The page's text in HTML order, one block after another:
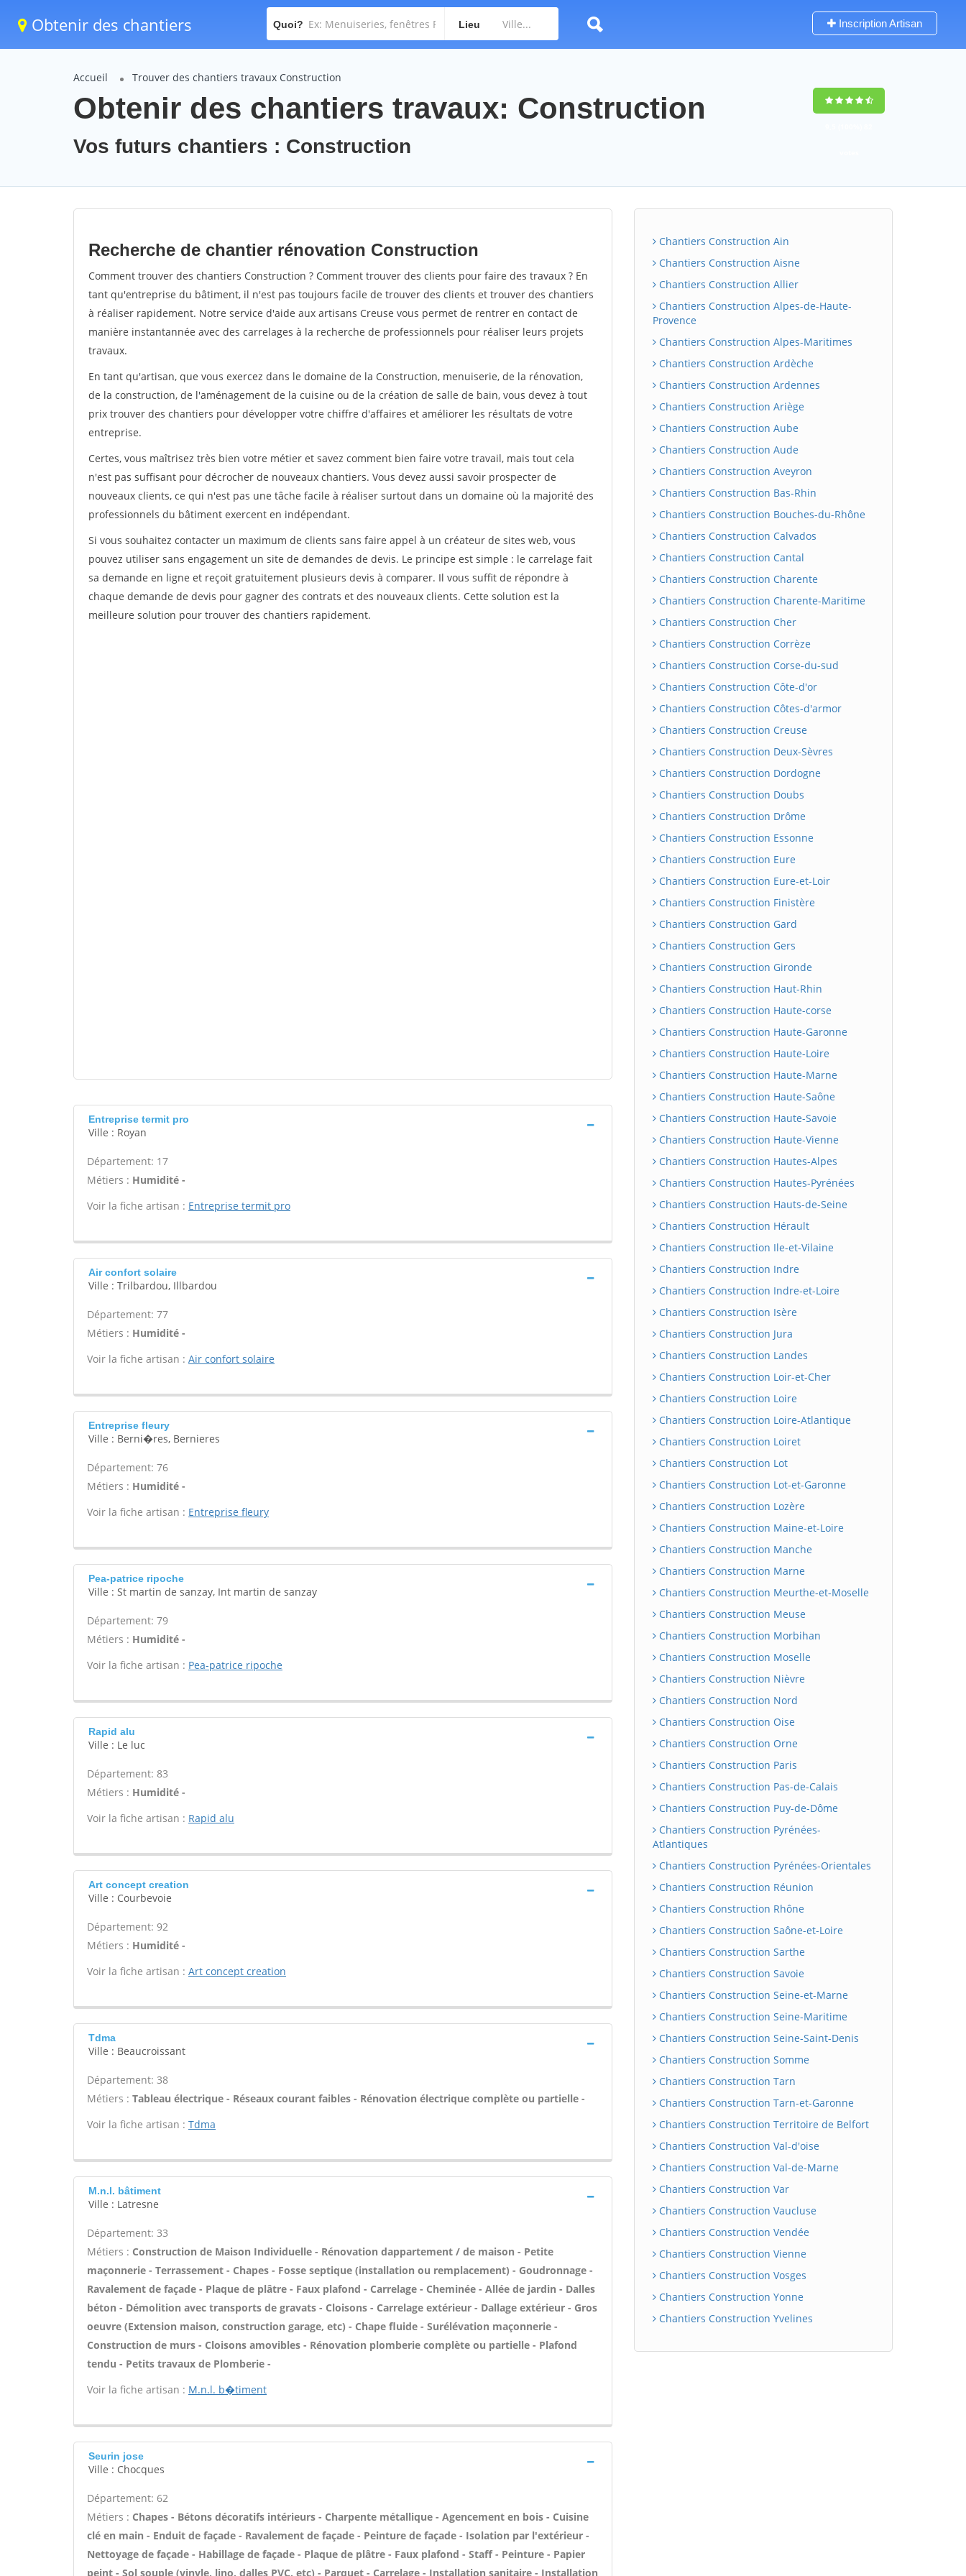
Obtenir des chantiers Quoi? Lieu Inscription Artisan
Accueil Trouver des chantiers travaux Construction
Obtenir des chantiers travaux: Construction
Vos futurs chantiers : Construction
Recherche de chantier rénovation Construction
Comment trouver des chantiers Construction ? Comment trouver des clients pour faire des travaux ? En
tant qu'entreprise du bâtiment, il n'est pas toujours facile de trouver des clients et trouver des chantiers
à réaliser rapidement. Notre service d'aide aux artisans Creuse vous permet de rentrer en contact de
manière instantannée avec des carrelages à la recherche de professionnels pour réaliser leurs projets
travaux.
En tant qu'artisan, que vous exercez dans le domaine de la Construction, menuiserie, de la rénovation,
de la construction, de l'aménagement de la cuisine ou de la création de salle de bain, vous devez à tout
prix trouver des chantiers pour développer votre chiffre d'affaires et améliorer les résultats de votre
entreprise.
Certes, vous maîtrisez très bien votre métier et savez comment bien faire votre travail, mais tout cela
n'est pas suffisant pour décrocher de nouveaux chantiers. Vous devez aussi savoir prospecter de
nouveaux clients, ce qui n'est pas une tâche facile à réaliser surtout dans un domaine où la majorité des
professionnels du bâtiment exercent en indépendant.
Si vous souhaitez contacter un maximum de clients sans faire appel à un créateur de sites web, vous
pouvez utiliser sans engagement un site de demandes de devis. Le principe est simple : le carrelage fait
sa demande en ligne et reçoit gratuitement plusieurs devis à comparer. Il vous suffit de répondre à
chaque demande de devis pour gagner des contrats et des nouveaux clients. Cette solution est la
meilleure solution pour trouver des chantiers rapidement.
Entreprise termit pro
Ville : Royan
Département: 17
Métiers : Humidité -
Voir la fiche artisan : Entreprise termit pro
Air confort solaire
Ville : Trilbardou, Illbardou
Département: 77
Métiers : Humidité -
Voir la fiche artisan : Air confort solaire
Entreprise fleury
Ville : Berni�res, Bernieres
Département: 76
Métiers : Humidité -
Voir la fiche artisan : Entreprise fleury
Pea-patrice ripoche
Ville : St martin de sanzay, Int martin de sanzay
Département: 79
Métiers : Humidité -
Voir la fiche artisan : Pea-patrice ripoche
Rapid alu
Ville : Le luc
Département: 83
Métiers : Humidité -
Voir la fiche artisan : Rapid alu
Art concept creation
Ville : Courbevoie
Département: 92
Métiers : Humidité -
Voir la fiche artisan : Art concept creation
Tdma
Ville : Beaucroissant
Département: 38
Métiers : Tableau électrique - Réseaux courant faibles - Rénovation électrique complète ou partielle -
Voir la fiche artisan : Tdma
M.n.l. bâtiment
Ville : Latresne
Département: 33
Métiers : Construction de Maison Individuelle - Rénovation dappartement / de maison - Petite
maçonnerie - Terrassement - Chapes - Fosse septique (installation ou remplacement) - Goudronnage -
Ravalement de façade - Plaque de plâtre - Faux plafond - Carrelage - Cheminée - Allée de jardin - Dalles
béton - Démolition avec transports de gravats - Cloisons - Carrelage extérieur - Dallage extérieur - Gros
oeuvre (Extension maison, construction garage, etc) - Chape fluide - Surélévation maçonnerie -
Construction de murs - Cloisons amovibles - Rénovation plomberie complète ou partielle - Plafond
tendu - Petits travaux de Plomberie -
Voir la fiche artisan : M.n.l. b�timent
Seurin jose
Ville : Chocques
Département: 62
Métiers : Chapes - Bétons décoratifs intérieurs - Charpente métallique - Agencement en bois - Cuisine
clé en main - Enduit de façade - Ravalement de façade - Peinture de façade - Isolation par l'extérieur -
Nettoyage de façade - Habillage de façade - Plaque de plâtre - Faux plafond - Staff - Peinture - Papier
peint - Sol souple (vinyle, lino, dalles PVC, etc) - Parquet - Carrelage - Installation sanitaire - Installation
Chantiers Construction Ain
Chantiers Construction Aisne
Chantiers Construction Allier
Chantiers Construction Alpes-de-Haute-
Provence
Chantiers Construction Alpes-Maritimes
Chantiers Construction Ardèche
Chantiers Construction Ardennes
Chantiers Construction Ariège
Chantiers Construction Aube
Chantiers Construction Aude
Chantiers Construction Aveyron
Chantiers Construction Bas-Rhin
Chantiers Construction Bouches-du-Rhône
Chantiers Construction Calvados
Chantiers Construction Cantal
Chantiers Construction Charente
Chantiers Construction Charente-Maritime
Chantiers Construction Cher
Chantiers Construction Corrèze
Chantiers Construction Corse-du-sud
Chantiers Construction Côte-d'or
Chantiers Construction Côtes-d'armor
Chantiers Construction Creuse
Chantiers Construction Deux-Sèvres
Chantiers Construction Dordogne
Chantiers Construction Doubs
Chantiers Construction Drôme
Chantiers Construction Essonne
Chantiers Construction Eure
Chantiers Construction Eure-et-Loir
Chantiers Construction Finistère
Chantiers Construction Gard
Chantiers Construction Gers
Chantiers Construction Gironde
Chantiers Construction Haut-Rhin
Chantiers Construction Haute-corse
Chantiers Construction Haute-Garonne
Chantiers Construction Haute-Loire
Chantiers Construction Haute-Marne
Chantiers Construction Haute-Saône
Chantiers Construction Haute-Savoie
Chantiers Construction Haute-Vienne
Chantiers Construction Hautes-Alpes
Chantiers Construction Hautes-Pyrénées
Chantiers Construction Hauts-de-Seine
Chantiers Construction Hérault
Chantiers Construction Ile-et-Vilaine
Chantiers Construction Indre
Chantiers Construction Indre-et-Loire
Chantiers Construction Isère
Chantiers Construction Jura
Chantiers Construction Landes
Chantiers Construction Loir-et-Cher
Chantiers Construction Loire
Chantiers Construction Loire-Atlantique
Chantiers Construction Loiret
Chantiers Construction Lot
Chantiers Construction Lot-et-Garonne
Chantiers Construction Lozère
Chantiers Construction Maine-et-Loire
Chantiers Construction Manche
Chantiers Construction Marne
Chantiers Construction Meurthe-et-Moselle
Chantiers Construction Meuse
Chantiers Construction Morbihan
Chantiers Construction Moselle
Chantiers Construction Nièvre
Chantiers Construction Nord
Chantiers Construction Oise
Chantiers Construction Orne
Chantiers Construction Paris
Chantiers Construction Pas-de-Calais
Chantiers Construction Puy-de-Dôme
Chantiers Construction Pyrénées-
Atlantiques
Chantiers Construction Pyrénées-Orientales
Chantiers Construction Réunion
Chantiers Construction Rhône
Chantiers Construction Saône-et-Loire
Chantiers Construction Sarthe
Chantiers Construction Savoie
Chantiers Construction Seine-et-Marne
Chantiers Construction Seine-Maritime
Chantiers Construction Seine-Saint-Denis
Chantiers Construction Somme
Chantiers Construction Tarn
Chantiers Construction Tarn-et-Garonne
Chantiers Construction Territoire de Belfort
Chantiers Construction Val-d'oise
Chantiers Construction Val-de-Marne
Chantiers Construction Var
Chantiers Construction Vaucluse
Chantiers Construction Vendée
Chantiers Construction Vienne
Chantiers Construction Vosges
Chantiers Construction Yonne
Chantiers Construction Yvelines